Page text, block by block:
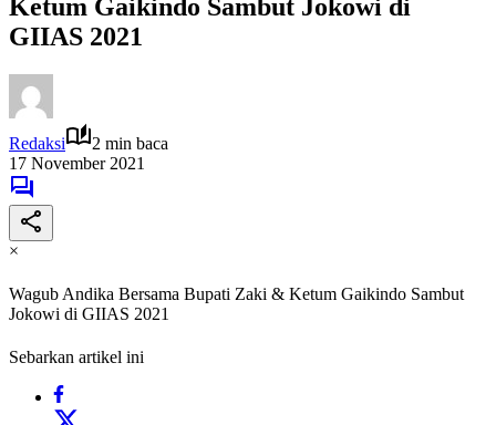
Ketum Gaikindo Sambut Jokowi di
GIIAS 2021
Redaksi
2 min baca
17 November 2021
×
Wagub Andika Bersama Bupati Zaki & Ketum Gaikindo Sambut
Jokowi di GIIAS 2021
Sebarkan artikel ini